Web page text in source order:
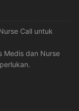
Call untuk
Medis dan Nurse